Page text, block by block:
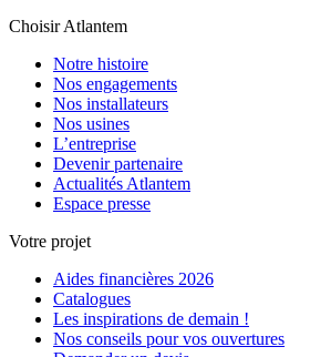
Choisir Atlantem
Notre histoire
Nos engagements
Nos installateurs
Nos usines
L’entreprise
Devenir partenaire
Actualités Atlantem
Espace presse
Votre projet
Aides financières 2026
Catalogues
Les inspirations de demain !
Nos conseils pour vos ouvertures